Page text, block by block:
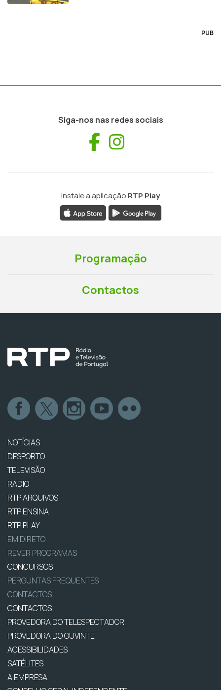
PUB
Siga-nos nas redes sociais
Facebook
Instale a aplicação RTP Play
Programação
Contactos
NOTÍCIAS
DESPORTO
TELEVISÃO
RÁDIO
RTP ARQUIVOS
RTP ENSINA
RTP PLAY
EM DIRETO
REVER PROGRAMAS
CONCURSOS
PERGUNTAS FREQUENTES
CONTACTOS
CONTACTOS
PROVEDORA DO TELESPECTADOR
PROVEDORA DO OUVINTE
ACESSIBILIDADES
SATÉLITES
A EMPRESA